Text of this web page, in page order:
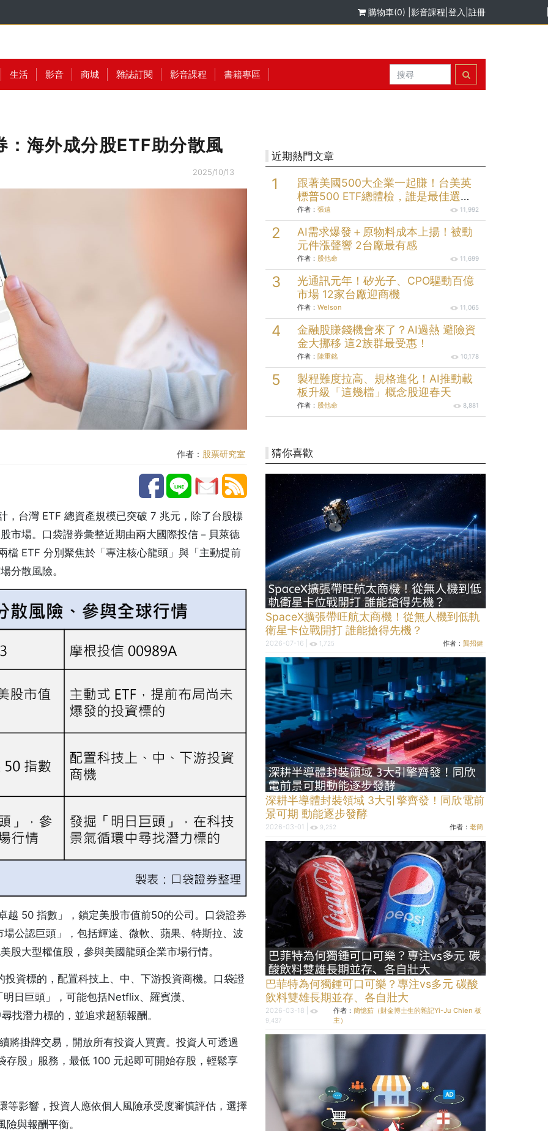
購物車(0) 影音課程 登入 註冊
生活 影音 商城 雜誌訂閱 影音課程 書籍專區
海外成分股ETF助分散風
2025/10/13
作者： 股票研究室
，台灣 ETF 總資產規模已突破 7 兆元，除了台股標
市場。口袋證券彙整近期由兩大國際投信－貝萊德
檔 ETF 分別聚焦於「專注核心龍頭」與「主動提前
分散風險。
50 指數」，鎖定美股市值前50的公司。口袋證券
公認巨頭」，包括輝達、微軟、蘋果、特斯拉、波
股大型權值股，參與美國龍頭企業市場行情。
資標的，配置科技上、中、下游投資商機。口袋證
日巨頭」，可能包括Netflix、羅賓漢、
找潛力標的，並追求超額報酬。
將掛牌交易，開放所有投資人買賣。投資人可透過
股」服務，最低 100 元起即可開始存股，輕鬆享
等影響，投資人應依個人風險承受度審慎評估，選擇
與報酬平衡。
近期熱門文章
跟著美國500大企業一起賺！台美英
標普500 ETF總體檢，誰是最佳選
擇？
作者： 張遠 11,992
AI需求爆發＋原物料成本上揚！被動
元件漲聲響 2台廠最有感
作者： 股他命 11,699
光通訊元年！矽光子、CPO驅動百億
市場 12家台廠迎商機
作者： Welson 11,065
金融股賺錢機會來了？AI過熱 避險資
金大挪移 這2族群最受惠！
作者： 陳重銘 10,178
製程難度拉高、規格進化！AI推動載
板升級「這幾檔」概念股迎春天
作者： 股他命 8,881
猜你喜歡
SpaceX擴張帶旺航太商機！從無人機到低軌
衛星卡位戰開打 誰能搶得先機？
2026-07-16 | 1,725 作者：龔招健
深耕半導體封裝領域 3大引擎齊發！同欣電前
景可期 動能逐步發酵
2026-03-01 | 9,252 作者：老簡
巴菲特為何獨鍾可口可樂？專注vs多元 碳酸
飲料雙雄長期並存、各自壯大
2026-03-18 |
9,437
作者：簡憶茹（財金博士生的雜記Yi-Ju Chien 板
主）